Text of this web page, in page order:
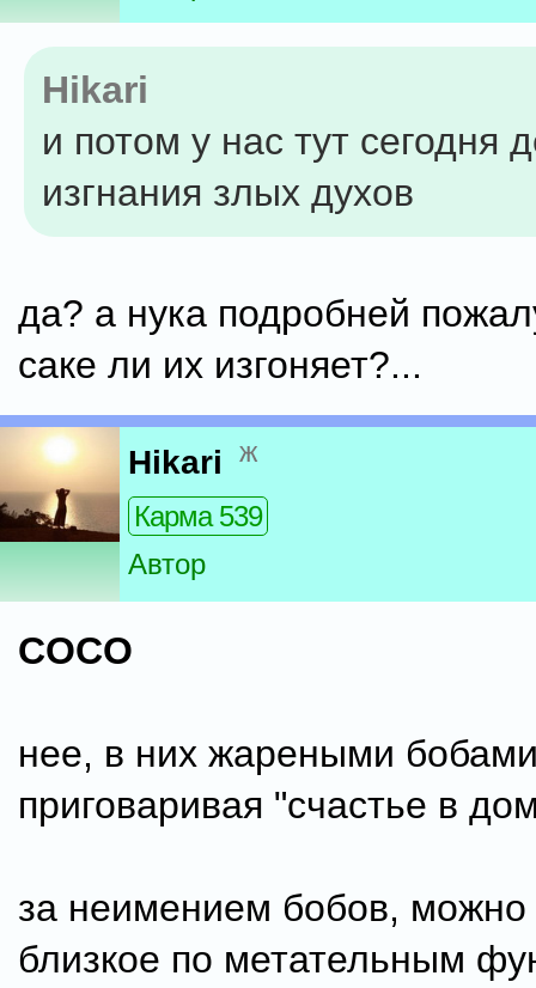
Hikari
и потом у нас тут сегодня
изгнания злых духов
да? а нука подробней
саке ли их изгоняет?...
Hikari ж
Карма 539
Автор
COCO
нее, в них жареными
приговаривая "счастье в
за неимением бобов, можно
близкое по метательным